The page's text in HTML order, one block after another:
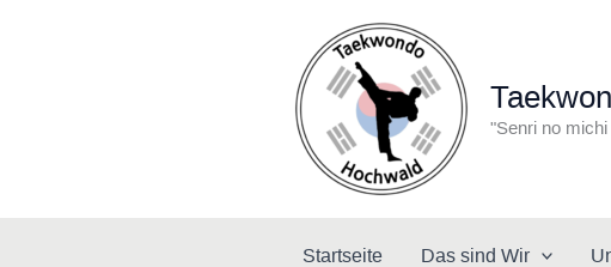
"Senri no
Startseite Das sind Wir